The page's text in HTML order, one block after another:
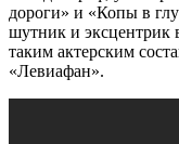
дороги» и «Копы в
шутник и эксцентрик
таким актерским
«Левиафан».